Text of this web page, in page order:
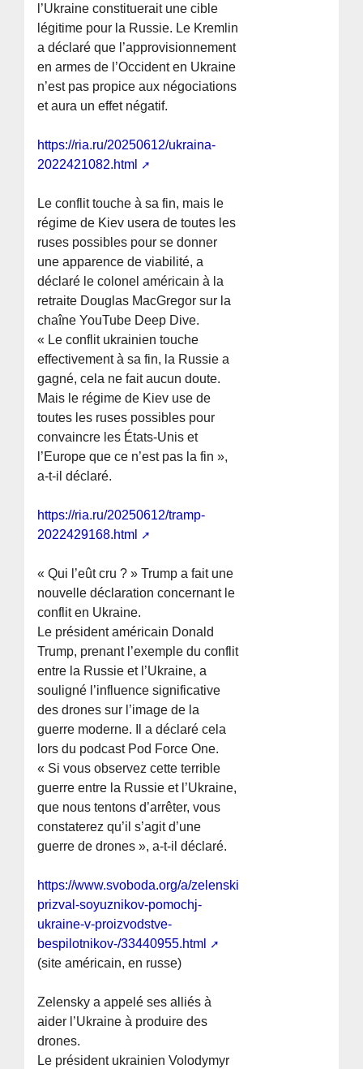
l’Ukraine constituerait une cible
légitime pour la Russie. Le Kremlin
a déclaré que l’approvisionnement
en armes de l’Occident en Ukraine
n’est pas propice aux négociations
et aura un effet négatif.
https://ria.ru/20250612/ukraina-
2022421082.html
Le conflit touche à sa fin, mais le
régime de Kiev usera de toutes les
ruses possibles pour se donner
une apparence de viabilité, a
déclaré le colonel américain à la
retraite Douglas MacGregor sur la
chaîne YouTube Deep Dive.
« Le conflit ukrainien touche
effectivement à sa fin, la Russie a
gagné, cela ne fait aucun doute.
Mais le régime de Kiev use de
toutes les ruses possibles pour
convaincre les États-Unis et
l’Europe que ce n’est pas la fin »,
a-t-il déclaré.
https://ria.ru/20250612/tramp-
2022429168.html
« Qui l’eût cru ? » Trump a fait une
nouvelle déclaration concernant le
conflit en Ukraine.
Le président américain Donald
Trump, prenant l’exemple du conflit
entre la Russie et l’Ukraine, a
souligné l’influence significative
des drones sur l’image de la
guerre moderne. Il a déclaré cela
lors du podcast Pod Force One.
« Si vous observez cette terrible
guerre entre la Russie et l’Ukraine,
que nous tentons d’arrêter, vous
constaterez qu’il s’agit d’une
guerre de drones », a-t-il déclaré.
https://www.svoboda.org/a/zelenskiy-
prizval-soyuznikov-pomochj-
ukraine-v-proizvodstve-
bespilotnikov-/33440955.html
(site américain, en russe)
Zelensky a appelé ses alliés à
aider l’Ukraine à produire des
drones.
Le président ukrainien Volodymyr